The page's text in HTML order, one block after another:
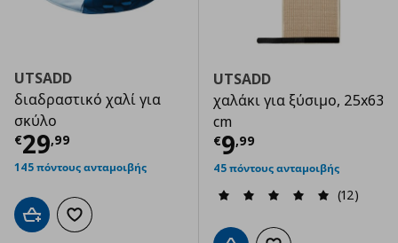
UTSADD
διαδραστικό χαλί για
σκύλο
€29,99
Τρέχουσα τιμή € 29,99
145 πόντους ανταμοιβής
Προσθήκη στο καλάθι
Προσθήκη στα αγαπημένα
UTSADD
χαλάκι για ξύσιμο, 25x63
cm
€9,99
Τρέχουσα
45 πόντους ανταμοιβής
(12)